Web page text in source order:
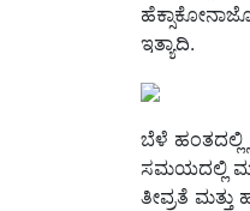
ಇತ್ಯಾದಿ.
ಬೆಳೆ
ಸಮಯದಲ್ಲಿ
ತೀವ್ರತೆ